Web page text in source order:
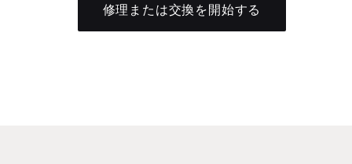
修理または交換を開始する